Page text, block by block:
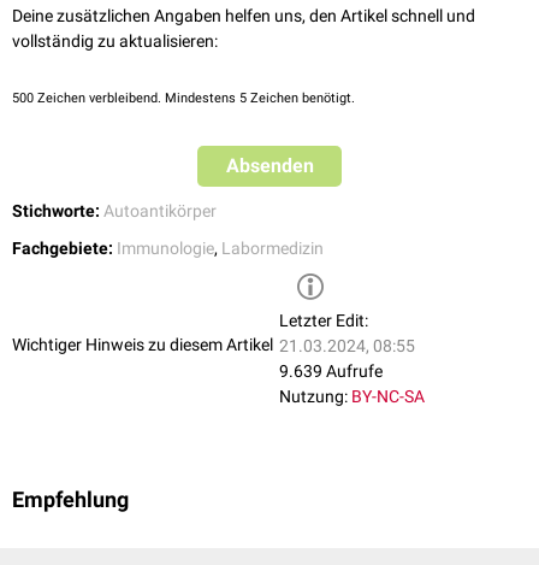
Deine zusätzlichen Angaben helfen uns, den Artikel schnell und
vollständig zu aktualisieren:
500 Zeichen verbleibend. Mindestens 5 Zeichen benötigt.
Absenden
Stichworte: Autoantikörper
Fachgebiete: Immunologie, Labormedizin
Wichtiger Hinweis zu diesem Artikel
Letzter Edit:
21.03.2024, 08:55
9.639 Aufrufe
Nutzung: BY-NC-SA
Empfehlung